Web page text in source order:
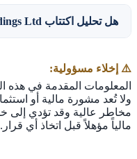
هل تحليل اكتتاب DSC Holdings Ltd. توصية بالشراء؟
⚠️ إخلاء مسؤولية:
المعلومات المقدمة في هذه
ولا تُعد مشورة مالية أو
مخاطر عالية وقد تؤدي إلى
مالياً مؤهلاً قبل اتخاذ أي قرار.